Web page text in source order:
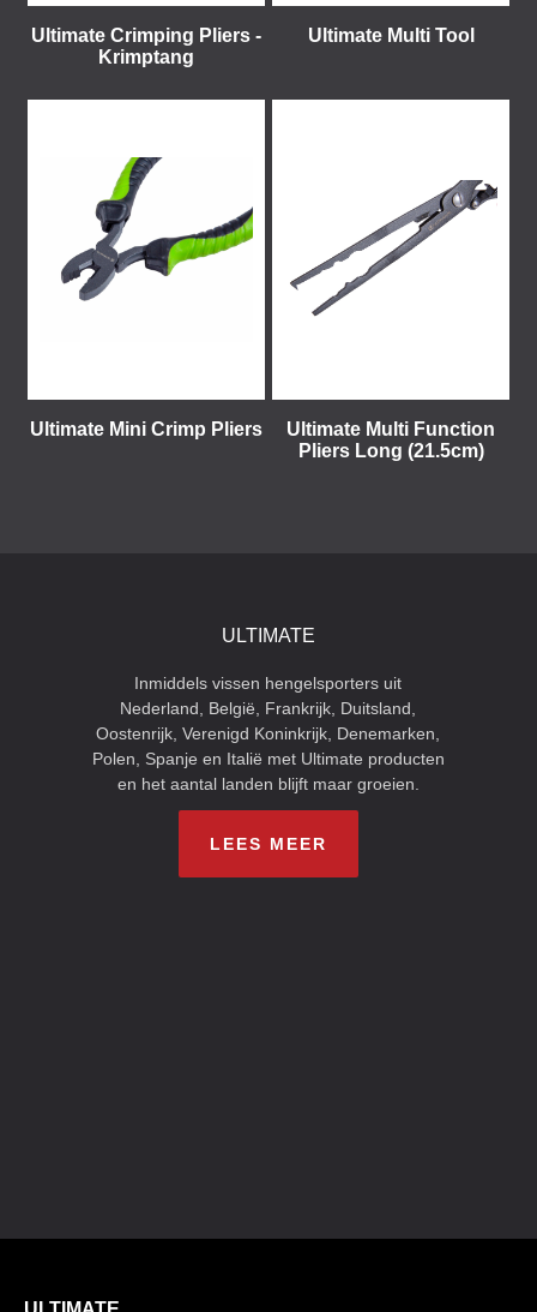
Ultimate Crimping Pliers -
Krimptang
Ultimate Multi Tool
Ultimate Mini Crimp Pliers
Ultimate Multi Function
Pliers Long (21.5cm)
ULTIMATE
Inmiddels vissen hengelsporters uit
Nederland, België, Frankrijk, Duitsland,
Oostenrijk, Verenigd Koninkrijk, Denemarken,
Polen, Spanje en Italië met Ultimate producten
en het aantal landen blijft maar groeien.
LEES MEER